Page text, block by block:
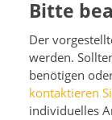
Bitte
Der
werden.
benötigen
kontaktieren
individuelles